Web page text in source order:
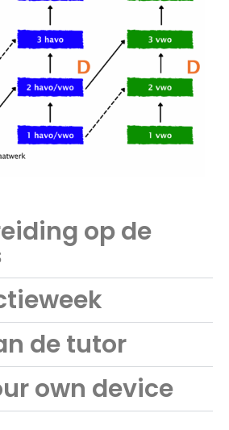
op de
de tutor
own device